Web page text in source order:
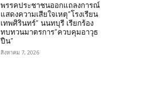
พรรคประชาชนออกแถลงการณ์
แสดงความเสียใจเหตุ”โรงเรียน
เทพศิรินทร์” นนทบุรี เรียกร้อง
ทบทวนมาตรการ”ควบคุมอาวุธ
ปืน”
สิงหาคม 7, 2026